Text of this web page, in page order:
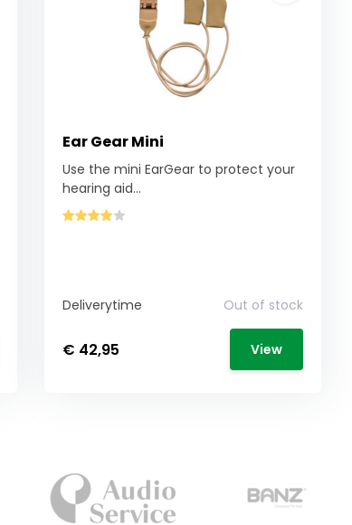
Ear Gear Mini
Use the mini EarGear to protect your
hearing aid...
Deliverytime Out of stock
€ 42,95 View